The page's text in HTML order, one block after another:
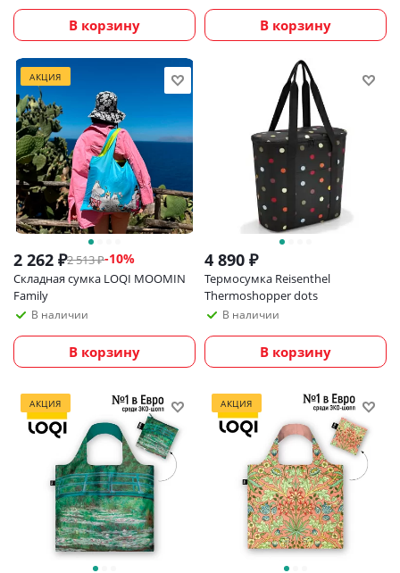
В корзину В корзину
АКЦИЯ
2 262 ₽2 513₽-10%
Складная сумка LOQI MOOMIN
Family
В наличии
В корзину
4 890 ₽
Термосумка Reisenthel
Thermoshopper dots
В наличии
В корзину
АКЦИЯ АКЦИЯ